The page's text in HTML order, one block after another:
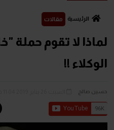
الرئيسية مقالات
لماذا لا تقوم حملة
الوكلاء !!
حسين صالح